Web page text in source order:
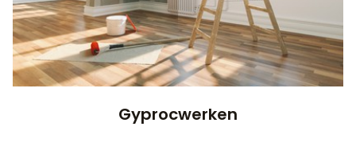
Gyprocwerken